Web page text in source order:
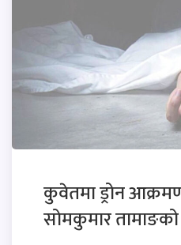
कुवेतमा ड्रोन
सोमकुमार तामाङको